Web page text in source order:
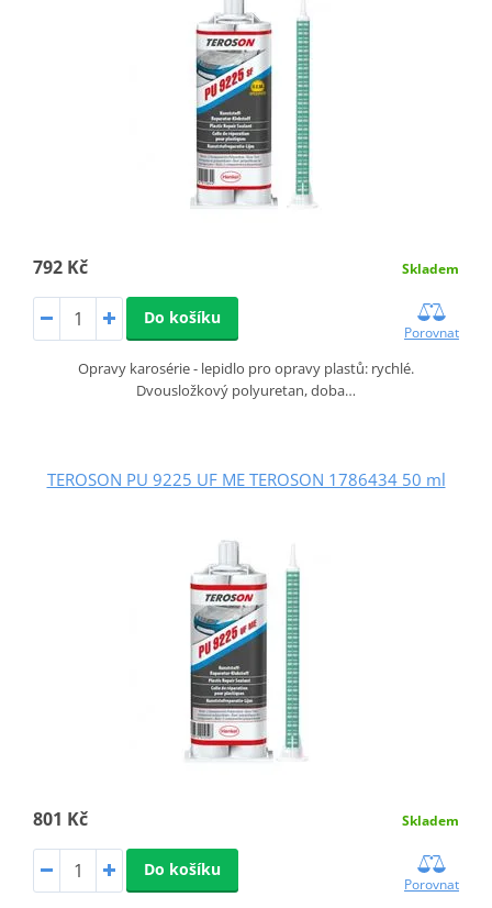
792 Kč Skladem
Do košíku
Porovnat
Opravy karosérie - lepidlo pro opravy plastů: rychlé.
Dvousložkový polyuretan, doba…
TEROSON PU 9225 UF ME TEROSON 1786434 50 ml
801 Kč Skladem
Do košíku
Porovnat